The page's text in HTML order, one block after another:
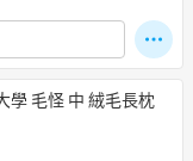
學 毛怪 中 絨毛長枕